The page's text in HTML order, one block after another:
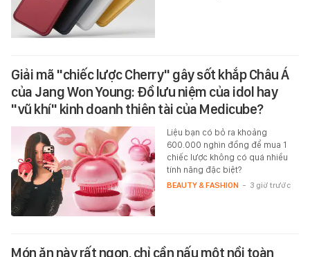
Giải mã "chiếc lược Cherry" gây sốt khắp Châu Á
của Jang Won Young: Đồ lưu niệm của idol hay
"vũ khí" kinh doanh thiên tài của Medicube?
Liệu bạn có bỏ ra khoảng
600.000 nghìn đồng để mua 1
chiếc lược không có quá nhiều
tính năng đặc biệt?
BEAUTY & FASHION - 3 giờ trước
Món ăn này rất ngon, chỉ cần nấu một nồi toàn